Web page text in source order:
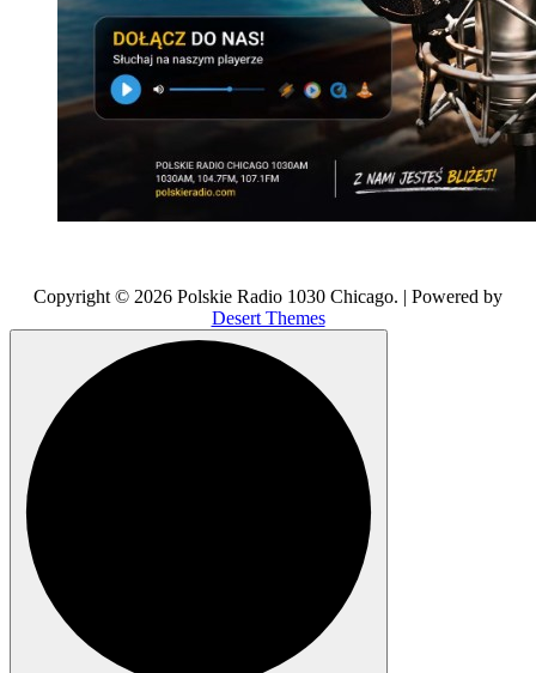
Copyright © 2026 Polskie Radio 1030 Chicago. | Powered by
Desert Themes